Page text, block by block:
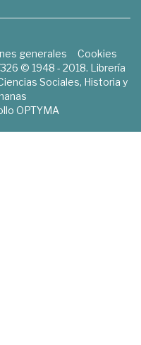
generales
Cookies
© 1948 - 2018. Librería
Sociales, Historia y
OPTYMA